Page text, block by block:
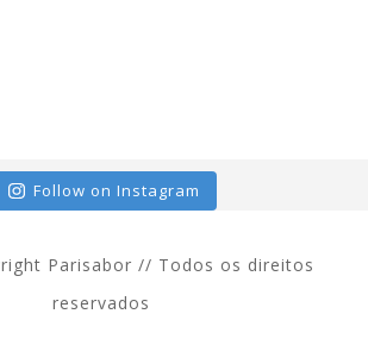
Follow on Instagram
Parisabor // Todos os direitos
reservados